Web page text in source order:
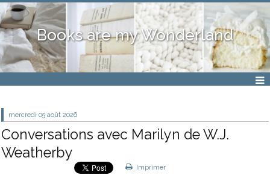
Books are my Wonderland
mercredi 05 août 2026
Conversations avec Marilyn de W.J.
Weatherby
Imprimer